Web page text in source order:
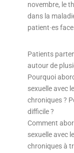
novembre, le
dans la
patient·es
Patients
autour de
Pourquoi
sexuelle avec
chroniques ?
difficile ?
Comment
sexuelle avec
chroniques à